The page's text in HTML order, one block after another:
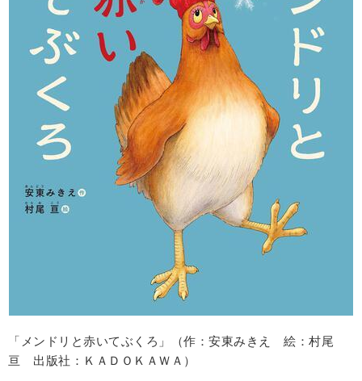
「メンドリと赤いてぶくろ」（作：安東みきえ 絵：村尾
亘 出版社：ＫＡＤＯＫＡＷＡ）